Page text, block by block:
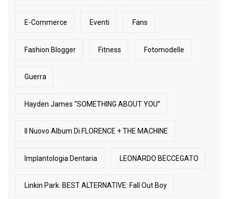
E-Commerce Eventi Fans
Fashion Blogger Fitness Fotomodelle
Guerra
Hayden James “SOMETHING ABOUT YOU”
Il Nuovo Album Di FLORENCE + THE MACHINE
Implantologia Dentaria LEONARDO BECCEGATO
Linkin Park. BEST ALTERNATIVE: Fall Out Boy